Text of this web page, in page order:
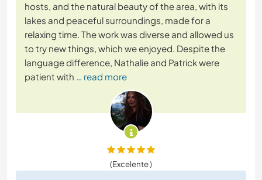
hosts, and the natural beauty of the area, with its
lakes and peaceful surroundings, made for a
relaxing time. The work was diverse and allowed us
to try new things, which we enjoyed. Despite the
language difference, Nathalie and Patrick were
patient with … read more
(Excelente )